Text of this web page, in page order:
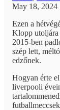
May 18, 2024
Ezen a
Klopp
2015-ben
szép lett,
edzőnek.
Hogyan érte
liverpooli